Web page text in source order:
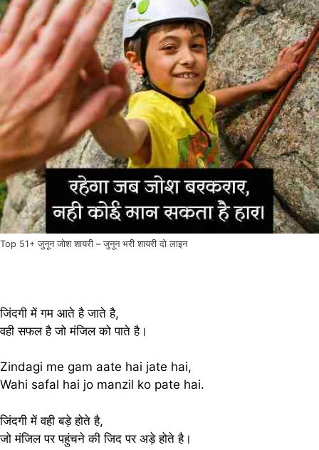
Top 51+ जुनून जोश शायरी – जुनून भरी शायरी दो लाइन
जिंदगी में गम आते है जाते है,
वही सफल है जो मंजिल को पाते है।
Zindagi me gam aate hai jate hai,
Wahi safal hai jo manzil ko pate hai.
जिंदगी में वही बड़े होते है,
जो मंजिल पर पहुंचने की जिद पर अड़े होते है।